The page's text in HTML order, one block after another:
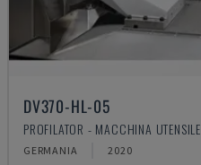
DV370-HL-05
PROFILATOR - MACCHINA UTENSILE
GERMANIA 2020